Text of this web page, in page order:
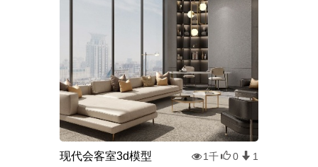
现代会客室3d模型 1千 0 1